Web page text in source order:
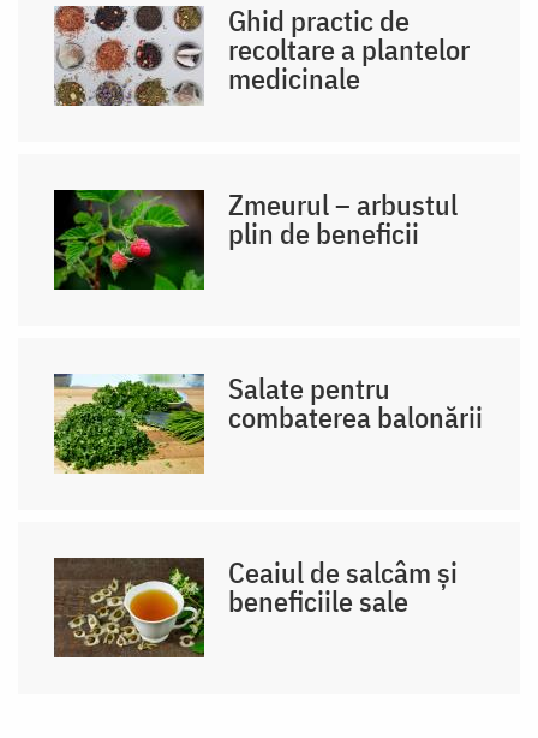
Ghid practic de
recoltare a plantelor
medicinale
Zmeurul – arbustul
plin de beneficii
Salate pentru
combaterea balonării
Ceaiul de salcâm și
beneficiile sale